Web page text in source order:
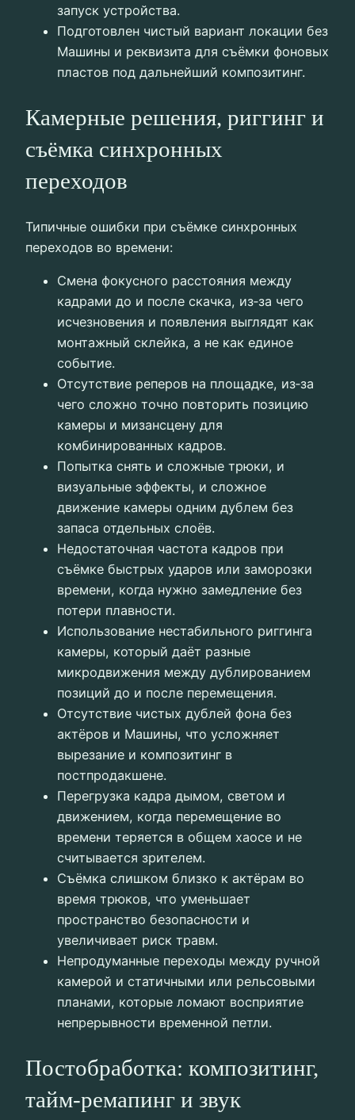
запуск устройства.
Подготовлен чистый вариант локации без
Машины и реквизита для съёмки фоновых
пластов под дальнейший композитинг.
Камерные решения, риггинг и
съёмка синхронных
переходов
Типичные ошибки при съёмке синхронных
переходов во времени:
Смена фокусного расстояния между
кадрами до и после скачка, из‑за чего
исчезновения и появления выглядят как
монтажный склейка, а не как единое
событие.
Отсутствие реперов на площадке, из‑за
чего сложно точно повторить позицию
камеры и мизансцену для
комбинированных кадров.
Попытка снять и сложные трюки, и
визуальные эффекты, и сложное
движение камеры одним дублем без
запаса отдельных слоёв.
Недостаточная частота кадров при
съёмке быстрых ударов или заморозки
времени, когда нужно замедление без
потери плавности.
Использование нестабильного риггинга
камеры, который даёт разные
микродвижения между дублированием
позиций до и после перемещения.
Отсутствие чистых дублей фона без
актёров и Машины, что усложняет
вырезание и композитинг в
постпродакшене.
Перегрузка кадра дымом, светом и
движением, когда перемещение во
времени теряется в общем хаосе и не
считывается зрителем.
Съёмка слишком близко к актёрам во
время трюков, что уменьшает
пространство безопасности и
увеличивает риск травм.
Непродуманные переходы между ручной
камерой и статичными или рельсовыми
планами, которые ломают восприятие
непрерывности временной петли.
Постобработка: композитинг,
тайм‑ремапинг и звук